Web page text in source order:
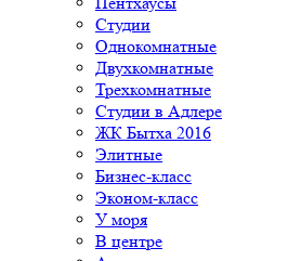
Студии
Однокомнатные
Двухкомнатные
Трехкомнатные
Студии в Адлере
ЖК Бытха 2016
Элитные
Бизнес-класс
Эконом-класс
У моря
В центре